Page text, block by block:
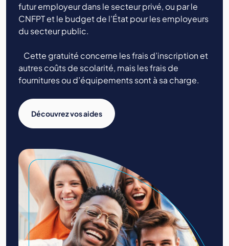
futur employeur dans le secteur privé, ou par le
CNFPT et le budget de l’État pour les employeurs
du secteur public.
Cette gratuité concerne les frais d’inscription et
autres coûts de scolarité, mais les frais de
fournitures ou d’équipements sont à sa charge.
Découvrez vos aides